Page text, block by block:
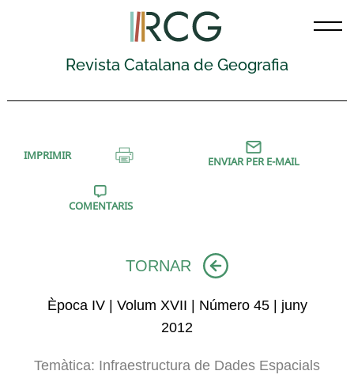
Revista Catalana de Geografia
IMPRIMIR ENVIAR PER E-MAIL
COMENTARIS
TORNAR
Època IV | Volum XVII | Número 45 | juny
2012
Temàtica: Infraestructura de Dades Espacials